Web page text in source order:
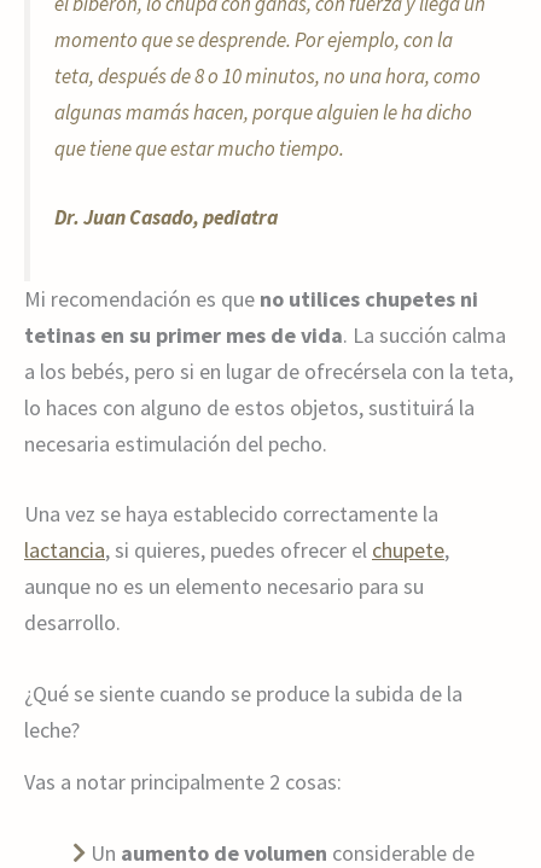
momento que se desprende. Por ejemplo, con la
teta, después de 8 o 10 minutos, no una hora, como
algunas mamás hacen, porque alguien le ha dicho
que tiene que estar mucho tiempo.
Dr. Juan Casado, pediatra
Mi recomendación es que no utilices chupetes ni
tetinas en su primer mes de vida. La succión calma
a los bebés, pero si en lugar de ofrecérsela con la teta,
lo haces con alguno de estos objetos, sustituirá la
necesaria estimulación del pecho.
Una vez se haya establecido correctamente la
lactancia, si quieres, puedes ofrecer el chupete,
aunque no es un elemento necesario para su
desarrollo.
¿Qué se siente cuando se produce la subida de la
leche?
Vas a notar principalmente 2 cosas:
Un aumento de volumen considerable de